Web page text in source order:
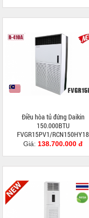
Điều hòa tủ đứng Daikin
150.000BTU
FVGR15PV1/RCN150HY18
Giá: 138.700.000 đ